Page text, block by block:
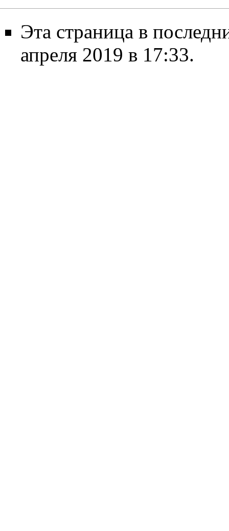
Эта страница в
апреля 2019 в 17:33.